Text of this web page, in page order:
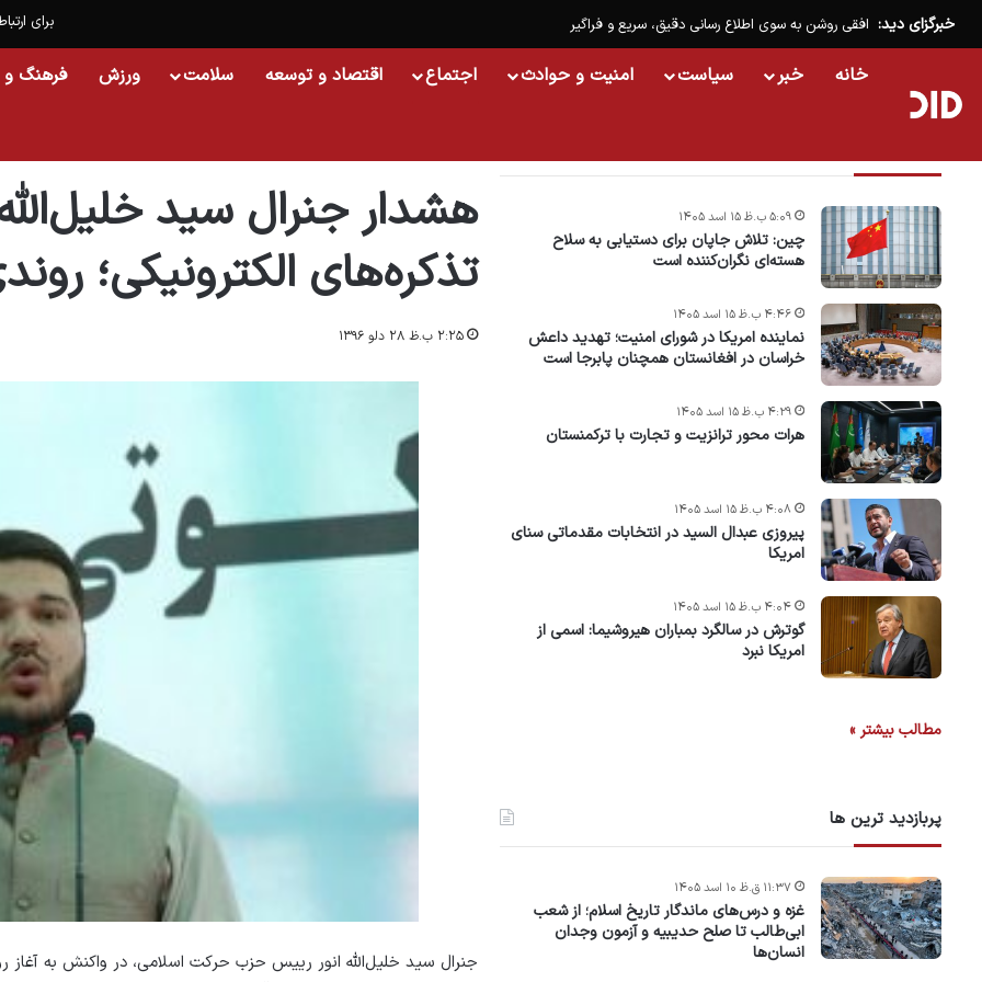
برای خبرگزای دید: افقی روشن به سوی اطلاع رسانی دقیق، سریع و فراگیر
خانه خبر سیاست امنیت و حوادث اجتماع اقتصاد و توسعه سلامت ورزش فرهنگ و
هشدار جنرال سید
تذکره‌های الکترونیکی؛
۲:۲۵ ب.ظ ۲۸ دلو ۱۳۹۶
جنرال سید خلیل‌الله انور رییس حزب حرکت اسلامی، در واکنش به
چین: تلاش جاپان برای دستیابی به سلاح
هسته‌ای نگران‌کننده است
۵:۰۹ ب.ظ ۱۵ اسد ۱۴۰۵
نماینده امریکا در شورای امنیت؛ تهدید داعش
خراسان در افغانستان همچنان پابرجا است
۴:۴۶ ب.ظ ۱۵ اسد ۱۴۰۵
هرات محور ترانزیت و تجارت با ترکمنستان
۴:۲۹ ب.ظ ۱۵ اسد ۱۴۰۵
پیروزی عبدال السید در انتخابات مقدماتی سنای
امریکا
۴:۰۸ ب.ظ ۱۵ اسد ۱۴۰۵
گوترش در سالگرد بمباران هیروشیما: اسمی از
امریکا نبرد
۴:۰۴ ب.ظ ۱۵ اسد ۱۴۰۵
مطالب بیشتر »
پربازدید ترین ها
غزه و درس‌های ماندگار تاریخ اسلام؛ از شعب
ابی‌طالب تا صلح حدیبیه و آزمون وجدان
انسان‌ها
۱۱:۳۷ ق.ظ ۱۰ اسد ۱۴۰۵